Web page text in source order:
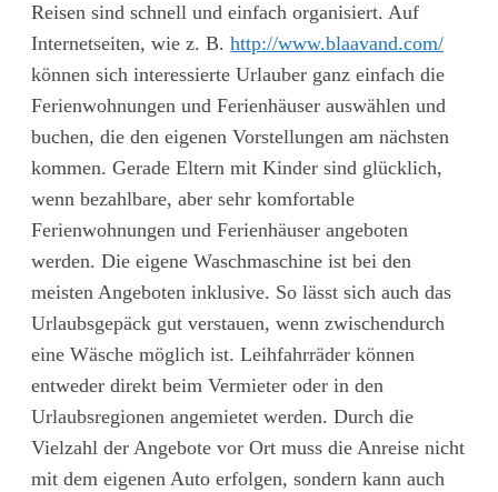
Reisen sind schnell und einfach organisiert. Auf
Internetseiten, wie z. B. http://www.blaavand.com/
können sich interessierte Urlauber ganz einfach die
Ferienwohnungen und Ferienhäuser auswählen und
buchen, die den eigenen Vorstellungen am nächsten
kommen. Gerade Eltern mit Kinder sind glücklich,
wenn bezahlbare, aber sehr komfortable
Ferienwohnungen und Ferienhäuser angeboten
werden. Die eigene Waschmaschine ist bei den
meisten Angeboten inklusive. So lässt sich auch das
Urlaubsgepäck gut verstauen, wenn zwischendurch
eine Wäsche möglich ist. Leihfahrräder können
entweder direkt beim Vermieter oder in den
Urlaubsregionen angemietet werden. Durch die
Vielzahl der Angebote vor Ort muss die Anreise nicht
mit dem eigenen Auto erfolgen, sondern kann auch